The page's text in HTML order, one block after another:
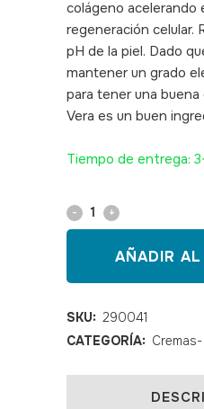
colágeno acelerando
regeneración celular.
pH de la piel. Dado
mantener un grado
para tener una
Vera es un buen
Tiempo de entrega:
Gel
UMAN
Aloe
Vera
5L
AÑADIR
SKU: 290041
CATEGORÍA: